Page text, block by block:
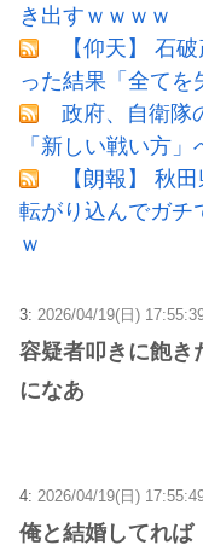
き出すｗｗｗｗ
【仰天】 石
った結果「全てを
政府、自衛隊
「新しい戦い方
【朗報】 秋
転がり込んでガチ
ｗ
3: 2026/04/19(日)
容疑者叩きに飽き
になあ
4: 2026/04/19(日)
俺と結婚してれば